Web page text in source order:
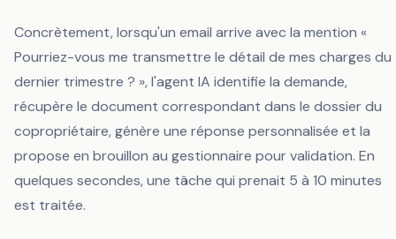
Concrètement, lorsqu'un email arrive avec la mention «
Pourriez-vous me transmettre le détail de mes charges du
dernier trimestre ? », l'agent IA identifie la demande,
récupère le document correspondant dans le dossier du
copropriétaire, génère une réponse personnalisée et la
propose en brouillon au gestionnaire pour validation. En
quelques secondes, une tâche qui prenait 5 à 10 minutes
est traitée.